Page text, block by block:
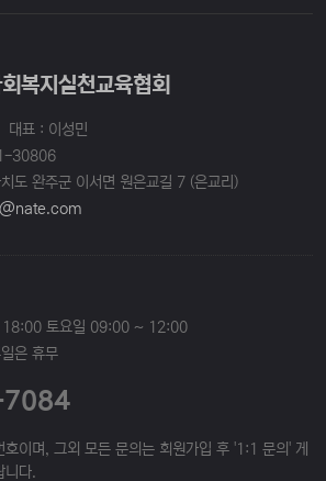
지실천교육협회
대표 : 이성민
30806
도 완주군 이서면 원은교길 7 (은교리)
18:00 토요일 09:00 ~ 12:00
은 휴무
호이며, 그외 모든 문의는 회원가입 후 '1:1 문의' 게
니다.